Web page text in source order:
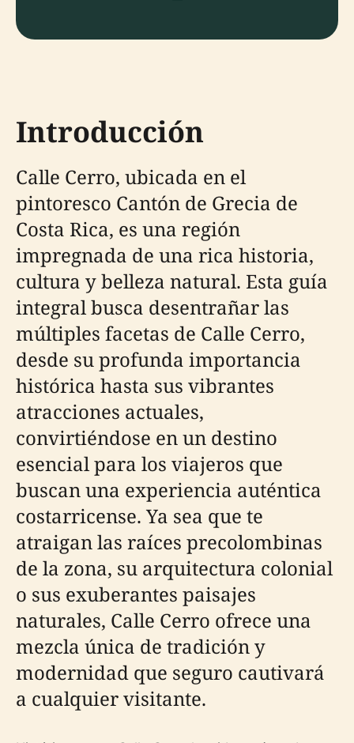
Introducción
Calle Cerro, ubicada en el
pintoresco Cantón de Grecia de
Costa Rica, es una región
impregnada de una rica historia,
cultura y belleza natural. Esta guía
integral busca desentrañar las
múltiples facetas de Calle Cerro,
desde su profunda importancia
histórica hasta sus vibrantes
atracciones actuales,
convirtiéndose en un destino
esencial para los viajeros que
buscan una experiencia auténtica
costarricense. Ya sea que te
atraigan las raíces precolombinas
de la zona, su arquitectura colonial
o sus exuberantes paisajes
naturales, Calle Cerro ofrece una
mezcla única de tradición y
modernidad que seguro cautivará
a cualquier visitante.